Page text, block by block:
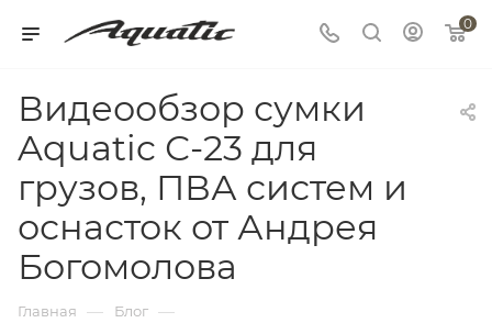
0
Видеообзор сумки
Aquatic С-23 для
грузов, ПВА систем и
оснасток от Андрея
Богомолова
Главная — Блог —